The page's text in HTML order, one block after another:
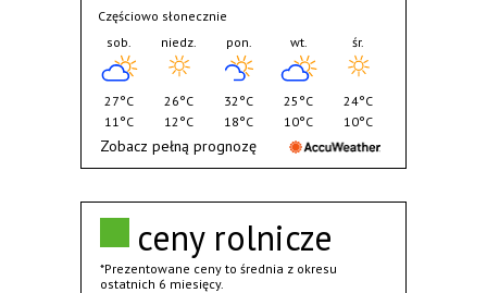
ceny rolnicze
*Prezentowane ceny to średnia z okresu
ostatnich 6 miesięcy.
Częściowo słonecznie
sob.
27°C
11°C
niedz.
26°C
12°C
pon.
32°C
18°C
wt.
25°C
10°C
śr.
24°C
10°C
Zobacz pełną prognozę